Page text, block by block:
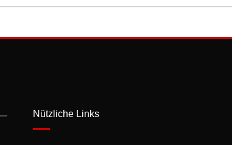
Nützliche Links